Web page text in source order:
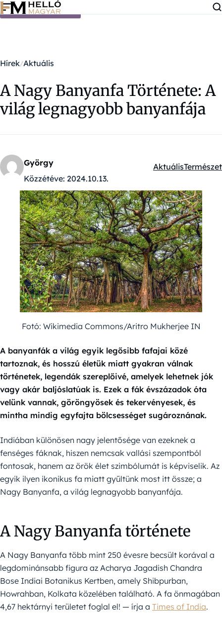
Ugrás a tartalomra
Hírek Aktuális
A Nagy Banyanfa Története: A
világ legnagyobb banyanfája
György
Közzétéve: 2024.10.13.
Kategóriák:
AktuálisTermészet
Fotó: Wikimedia Commons/Aritro Mukherjee IN
A banyanfák a világ egyik legősibb fafajai közé
tartoznak, és hosszú életük miatt gyakran válnak
történetek, legendák szereplőivé, amelyek lehetnek jók
vagy akár baljóslatúak is. Ezek a fák évszázadok óta
velünk vannak, göröngyösek és tekervényesek, és
mintha mindig egyfajta bölcsességet sugároznának.
Indiában különösen nagy jelentősége van ezeknek a
fenséges fáknak, hiszen nemcsak vallási szempontból
fontosak, hanem az örök élet szimbólumát is képviselik. Az
egyik ilyen ikonikus fa miatt gyűltünk most itt össze; a
Nagy Banyanfa, a világ legnagyobb banyanfája.
A Nagy Banyanfa története
A Nagy Banyanfa több mint 250 évesre becsült korával a
legdominánsabb figura az Acharya Jagadish Chandra
Bose Indiai Botanikus Kertben, amely Shibpurban,
Howrahban, Kolkata közelében található. A fa önmagában
4,67 hektárnyi területet foglal el! — írja a Times of India.